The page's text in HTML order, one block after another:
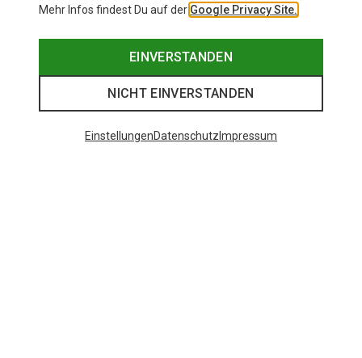
Mehr Infos findest Du auf der Google Privacy Site.
EINVERSTANDEN
NICHT EINVERSTANDEN
EinstellungenDatenschutz Impressum